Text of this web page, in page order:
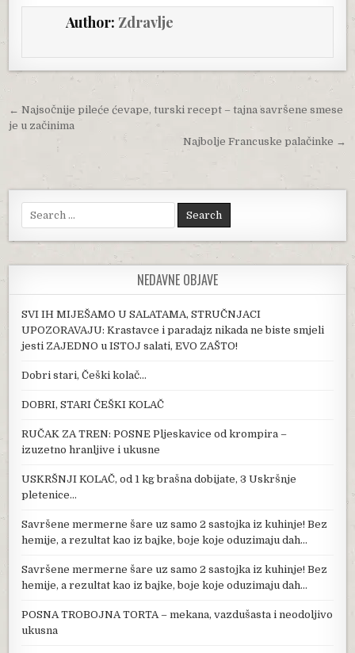
Author: Zdravlje
Post navigation
← Najsočnije pileće ćevape, turski recept – tajna savršene smese
je u začinima
Najbolje Francuske palačinke →
Search for:
NEDAVNE OBJAVE
SVI IH MIJEŠAMO U SALATAMA, STRUČNJACI
UPOZORAVAJU: Krastavce i paradajz nikada ne biste smjeli
jesti ZAJEDNO u ISTOJ salati, EVO ZAŠTO!
Dobri stari, Češki kolač…
DOBRI, STARI ČEŠKI KOLAČ
RUČAK ZA TREN: POSNE Pljeskavice od krompira –
izuzetno hranljive i ukusne
USKRŠNJI KOLAČ, od 1 kg brašna dobijate, 3 Uskršnje
pletenice…
Savršene mermerne šare uz samo 2 sastojka iz kuhinje! Bez
hemije, a rezultat kao iz bajke, boje koje oduzimaju dah…
Savršene mermerne šare uz samo 2 sastojka iz kuhinje! Bez
hemije, a rezultat kao iz bajke, boje koje oduzimaju dah…
POSNA TROBOJNA TORTA – mekana, vazdušasta i neodoljivo
ukusna